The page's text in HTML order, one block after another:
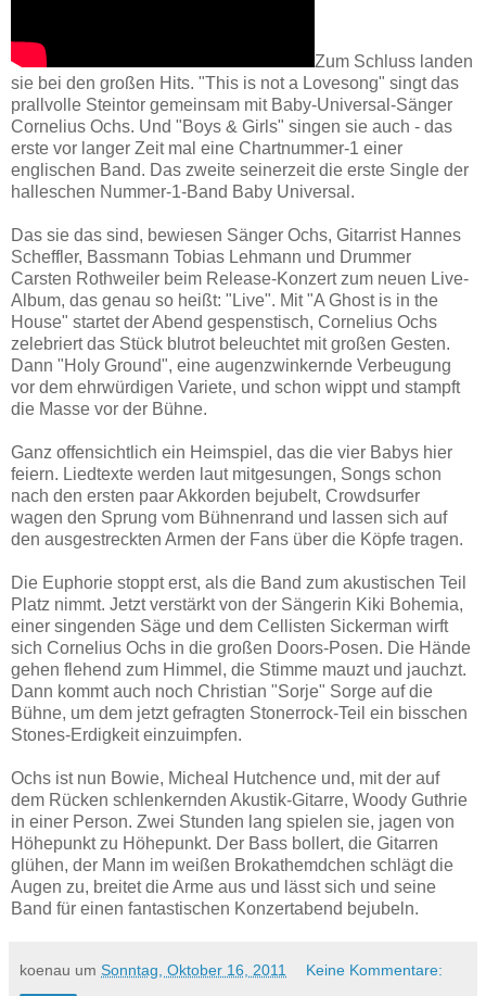
Zum Schluss landen
sie bei den großen Hits. "This is not a Lovesong" singt das
prallvolle Steintor gemeinsam mit Baby-Universal-Sänger
Cornelius Ochs. Und "Boys & Girls" singen sie auch - das
erste vor langer Zeit mal eine Chartnummer-1 einer
englischen Band. Das zweite seinerzeit die erste Single der
halleschen Nummer-1-Band Baby Universal.
Das sie das sind, bewiesen Sänger Ochs, Gitarrist Hannes
Scheffler, Bassmann Tobias Lehmann und Drummer
Carsten Rothweiler beim Release-Konzert zum neuen Live-
Album, das genau so heißt: "Live". Mit "A Ghost is in the
House" startet der Abend gespenstisch, Cornelius Ochs
zelebriert das Stück blutrot beleuchtet mit großen Gesten.
Dann "Holy Ground", eine augenzwinkernde Verbeugung
vor dem ehrwürdigen Variete, und schon wippt und stampft
die Masse vor der Bühne.
Ganz offensichtlich ein Heimspiel, das die vier Babys hier
feiern. Liedtexte werden laut mitgesungen, Songs schon
nach den ersten paar Akkorden bejubelt, Crowdsurfer
wagen den Sprung vom Bühnenrand und lassen sich auf
den ausgestreckten Armen der Fans über die Köpfe tragen.
Die Euphorie stoppt erst, als die Band zum akustischen Teil
Platz nimmt. Jetzt verstärkt von der Sängerin Kiki Bohemia,
einer singenden Säge und dem Cellisten Sickerman wirft
sich Cornelius Ochs in die großen Doors-Posen. Die Hände
gehen flehend zum Himmel, die Stimme mauzt und jauchzt.
Dann kommt auch noch Christian "Sorje" Sorge auf die
Bühne, um dem jetzt gefragten Stonerrock-Teil ein bisschen
Stones-Erdigkeit einzuimpfen.
Ochs ist nun Bowie, Micheal Hutchence und, mit der auf
dem Rücken schlenkernden Akustik-Gitarre, Woody Guthrie
in einer Person. Zwei Stunden lang spielen sie, jagen von
Höhepunkt zu Höhepunkt. Der Bass bollert, die Gitarren
glühen, der Mann im weißen Brokathemdchen schlägt die
Augen zu, breitet die Arme aus und lässt sich und seine
Band für einen fantastischen Konzertabend bejubeln.
koenau um Sonntag, Oktober 16, 2011 Keine Kommentare: